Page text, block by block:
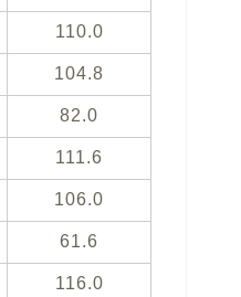
110.0
104.8
82.0
111.6
106.0
61.6
116.0